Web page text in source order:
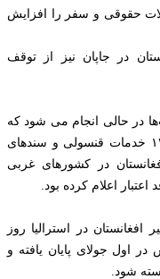
حقوقی و سفر را افزایش
در جاپان نیز از توقف
در حالی‌ انجام می‌ شود که
وزارت‌خارجه‌ی امارت‌اسلامی در ۸ اسد ۱۴۰۳ خدمات قنسولی و سندهای
سیاسی افغانستان در کشورهای غربی
اعلام کرده بود.
در استرالیا روز
اول جولای پایان یافته و
شود.